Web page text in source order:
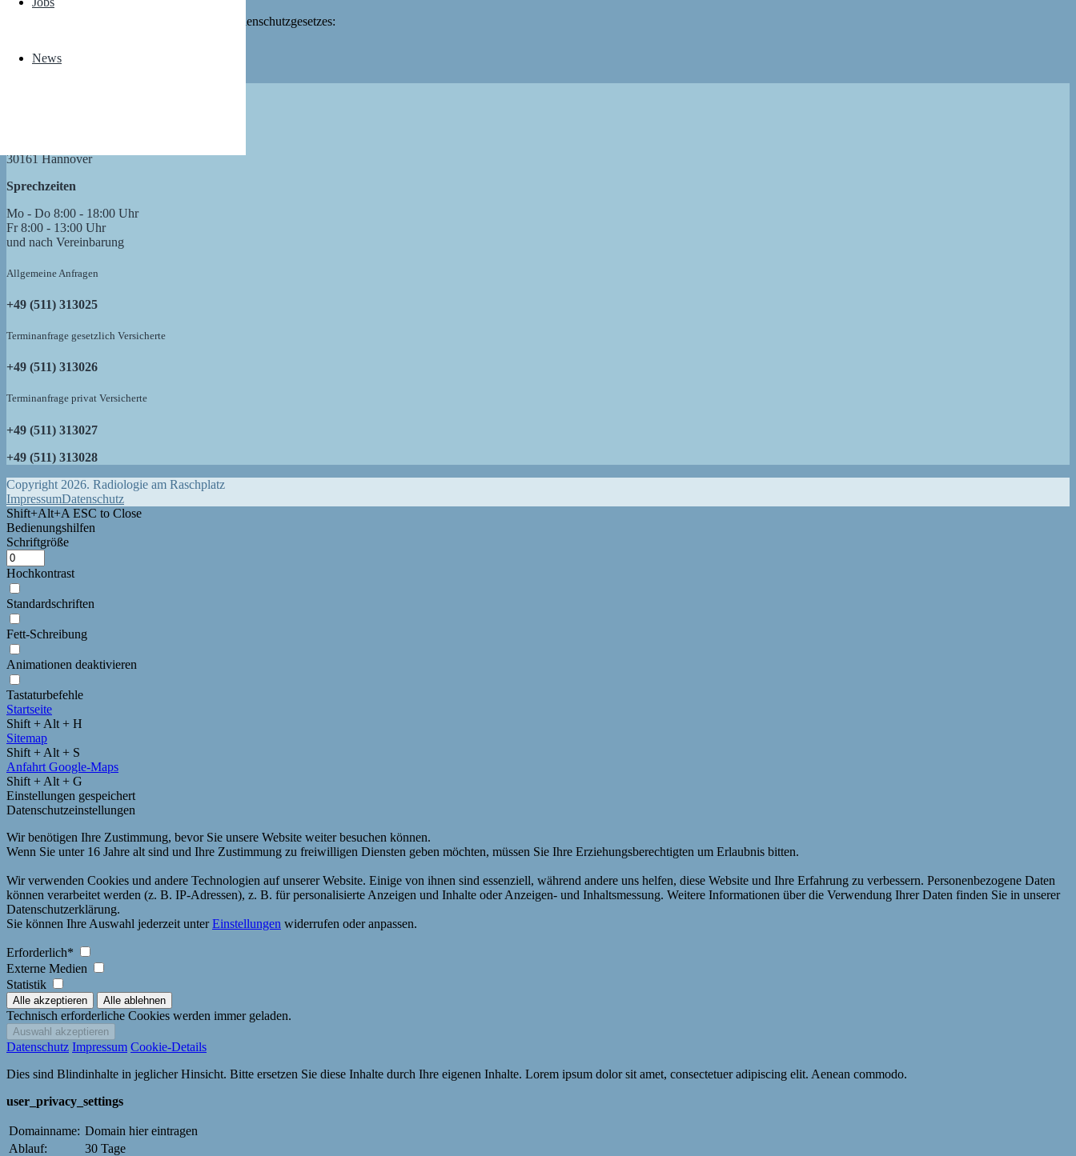
News
Der komplette Gesetzestext des aktuellen Strahlenschutzgesetzes:
30161 Hannover
Sprechzeiten
Mo - Do 8:00 - 18:00 Uhr
Fr 8:00 - 13:00 Uhr
und nach Vereinbarung
Allgemeine Anfragen
+49 (511) 313025
Terminanfrage gesetzlich Versicherte
+49 (511) 313026
Terminanfrage privat Versicherte
+49 (511) 313027
+49 (511) 313028
Copyright 2026. Radiologie am Raschplatz
ImpressumDatenschutz
Shift+Alt+A ESC to Close
Bedienungshilfen
Schriftgröße
Hochkontrast
Standardschriften
Fett-Schreibung
Animationen deaktivieren
Tastaturbefehle
Startseite
Shift + Alt + H
Sitemap
Shift + Alt + S
Anfahrt Google-Maps
Shift + Alt + G
Einstellungen gespeichert
Datenschutzeinstellungen
Wir benötigen Ihre Zustimmung, bevor Sie unsere Website weiter besuchen können.
Wenn Sie unter 16 Jahre alt sind und Ihre Zustimmung zu freiwilligen Diensten geben möchten, müssen Sie Ihre Erziehungsberechtigten um Erlaubnis bitten.
Wir verwenden Cookies und andere Technologien auf unserer Website. Einige von ihnen sind essenziell, während andere uns helfen, diese Website und Ihre Erfahrung zu verbessern. Personenbezogene Daten
können verarbeitet werden (z. B. IP-Adressen), z. B. für personalisierte Anzeigen und Inhalte oder Anzeigen- und Inhaltsmessung. Weitere Informationen über die Verwendung Ihrer Daten finden Sie in unserer
Datenschutzerklärung.
Sie können Ihre Auswahl jederzeit unterEinstellungen widerrufen oder anpassen.
Erforderlich*
Externe Medien
Statistik
Technisch erforderliche Cookies werden immer geladen.
Datenschutz Impressum Cookie-Details
Dies sind Blindinhalte in jeglicher Hinsicht. Bitte ersetzen Sie diese Inhalte durch Ihre eigenen Inhalte. Lorem ipsum dolor sit amet, consectetuer adipiscing elit. Aenean commodo.
user_privacy_settings
Domainname: Domain hier eintragen
Ablauf:
30 Tage